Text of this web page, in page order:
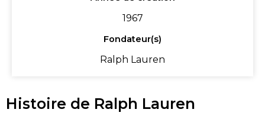
1967
Fondateur(s)
Ralph Lauren
Histoire de Ralph Lauren